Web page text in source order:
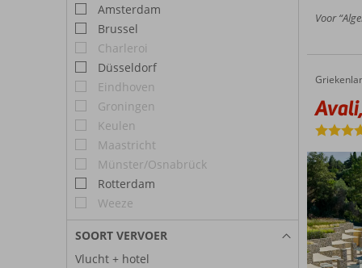
Amsterdam
Brussel
Charleroi
Düsseldorf
Eindhoven
Groningen
Keulen
Maastricht
Münster/Osnabrück
Rotterdam
Weeze
SOORT VERVOER
Vlucht + hotel
Voor
Home
Avali, Mar-Bella Collection